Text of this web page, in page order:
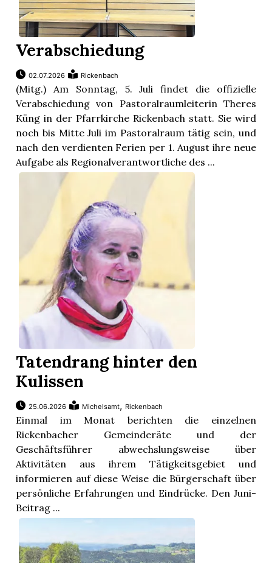
Verabschiedung
02.07.2026 Rickenbach
(Mitg.) Am Sonntag, 5. Juli findet die offizielle
Verabschiedung von Pastoralraumleiterin Theres
Küng in der Pfarrkirche Rickenbach statt. Sie wird
noch bis Mitte Juli im Pastoralraum tätig sein, und
nach den verdienten Ferien per 1. August ihre neue
Aufgabe als Regionalverantwortliche des ...
Tatendrang hinter den
Kulissen
25.06.2026 Michelsamt, Rickenbach
Einmal im Monat berichten die einzelnen
Rickenbacher Gemeinderäte und der
Geschäftsführer abwechslungsweise über
Aktivitäten aus ihrem Tätigkeitsgebiet und
informieren auf diese Weise die Bürgerschaft über
persönliche Erfahrungen und Eindrücke. Den Juni-
Beitrag ...